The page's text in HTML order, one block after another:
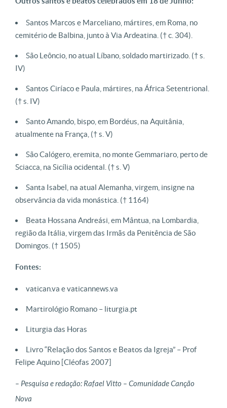
Santos Marcos e Marceliano, mártires, em Roma, no
cemitério de Balbina, junto à Via Ardeatina. († c. 304).
São Leôncio, no atual Líbano, soldado martirizado. († s.
IV)
Santos Ciríaco e Paula, mártires, na África Setentrional.
(† s. IV)
Santo Amando, bispo, em Bordéus, na Aquitânia,
atualmente na França, († s. V)
São Calógero, eremita, no monte Gemmariaro, perto de
Sciacca, na Sicília ocidental. († s. V)
Santa Isabel, na atual Alemanha, virgem, insigne na
observância da vida monástica. († 1164)
Beata Hossana Andreási, em Mântua, na Lombardia,
região da Itália, virgem das Irmãs da Penitência de São
Domingos. († 1505)
Fontes:
vatican.va e vaticannews.va
Martirológio Romano – liturgia.pt
Liturgia das Horas
Livro “Relação dos Santos e Beatos da Igreja” – Prof
Felipe Aquino [Cléofas 2007]
– Pesquisa e redação: Rafael Vitto – Comunidade Canção
Nova